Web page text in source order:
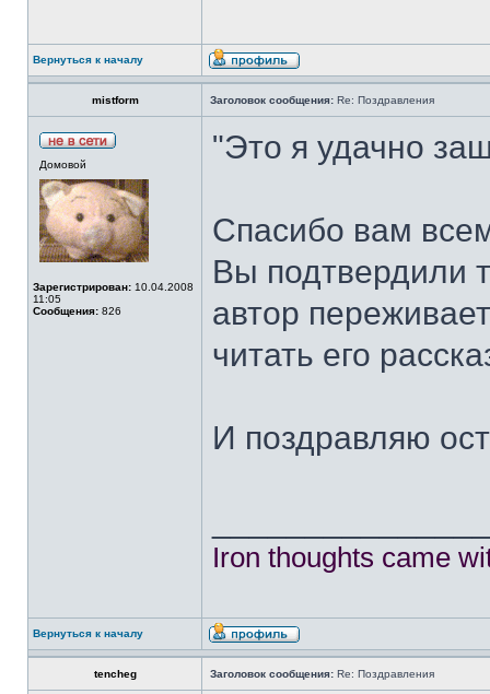
Вернуться к началу
mistform Заголовок сообщения: Re: Поздравления
Домовой
Зарегистрирован: 10.04.2008
11:05
Сообщения: 826
"Это я удачно
Спасибо вам
Вы подтвердили
автор
читать его
И поздравляю
Iron thoughts came
Вернуться к началу
tencheg Заголовок сообщения: Re: Поздравления